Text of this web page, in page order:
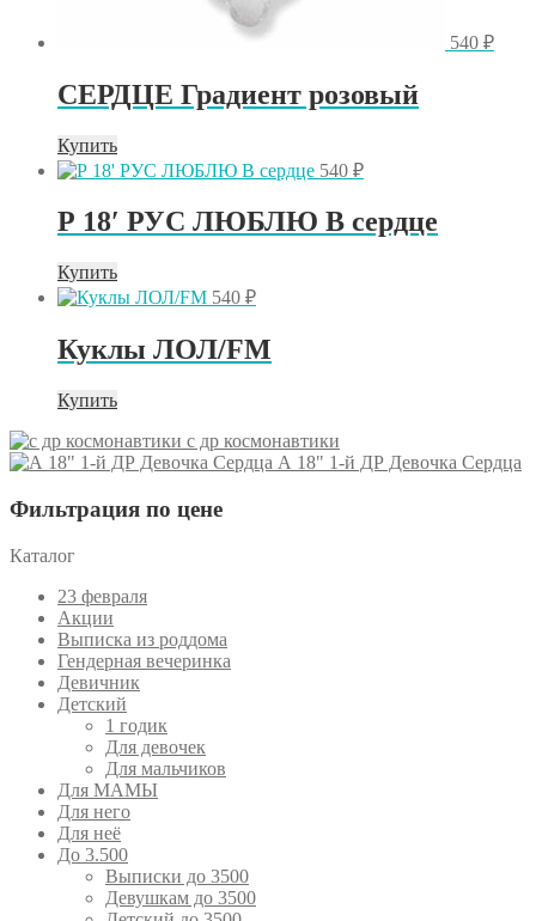
540 ₽
СЕРДЦЕ Градиент розовый
Купить
540 ₽
Р 18′ РУС ЛЮБЛЮ В сердце
Купить
540 ₽
Куклы ЛОЛ/FM
Купить
с др космонавтики
А 18" 1-й ДР Девочка Сердца
Фильтрация по цене
Каталог
23 февраля
Акции
Выписка из роддома
Гендерная вечеринка
Девичник
Детский
1 годик
Для девочек
Для мальчиков
Для МАМЫ
Для него
Для неё
До 3.500
Выписки до 3500
Девушкам до 3500